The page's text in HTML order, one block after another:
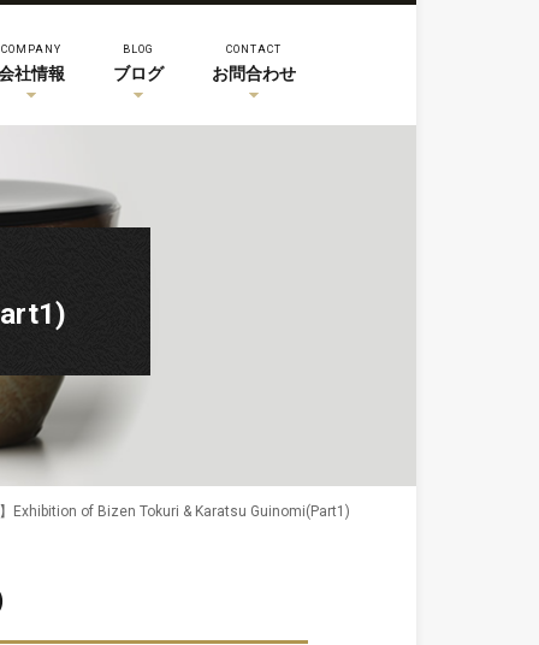
COMPANY
社情報
BLOG
ブログ
CONTACT
お問合わせ
Exhibition of Bizen Tokuri & Karatsu Guinomi(Part1)